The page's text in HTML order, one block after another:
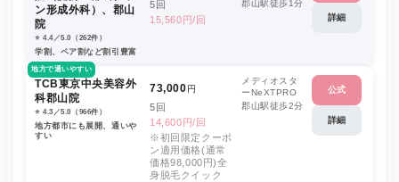
ン形成外科）、郡山
院
⭐️ 4.4／5.0（262件）
学割、ペア割など割引豊富
5回
15,560円/回
郡山駅徒歩1分
詳細
地方で通いやすい
TCB東京中央美容外
科郡山院
⭐️ 4.3／5.0（966件）
地方都市にも展開、通いや
すい
73,000円
5回
14,600円/回
※初回限定クーポ
ン適用価格(通常
価格98,000円)全
身脱毛クイック
メディオスタ
ーNeXTPRO
郡山駅徒歩2分
公式
詳細